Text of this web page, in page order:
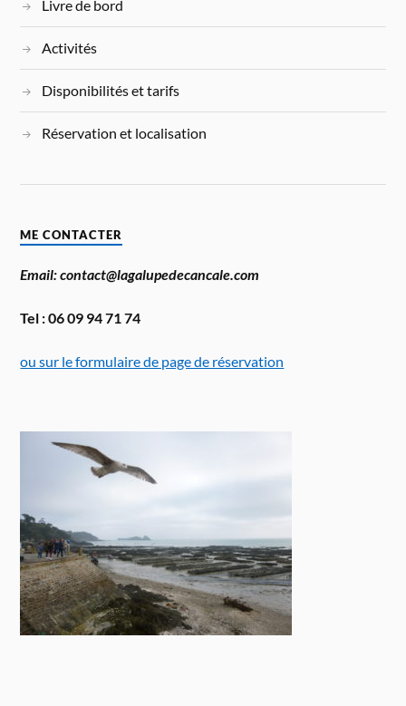
Livre de bord
Activités
Disponibilités et tarifs
Réservation et localisation
ME CONTACTER
Email: contact@lagalupedecancale.com
Tel : 06 09 94 71 74
ou sur le formulaire de page de réservation